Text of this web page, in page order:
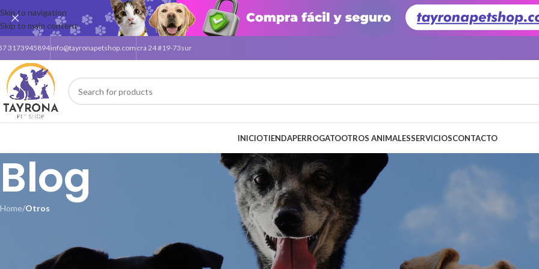
Skip to navigation
Skip to main content
3173945894info@tayronapetshop.com cra 24 #19-73sur
INICIOTIENDAPERROGATOOTROS ANIMALESSERVICIOSCONTACTO
Blog
Home/Otros